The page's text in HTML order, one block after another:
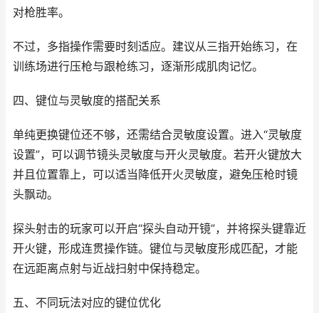
对枪胜率。
不过，多指操作需要时刻适应。建议从三指开始练习，在
训练场进行压枪与跟枪练习，逐渐形成肌肉记忆。
四、键位与灵敏度的搭配关系
单纯更换键位还不够，还需结合灵敏度设置。进入“灵敏度
设置”，可以调节镜头灵敏度与开火灵敏度。若开火键放大
并且位置靠上，可以适当降低开火灵敏度，避免压枪时镜
头飘动。
探头射击的玩家可以开启“探头自动开镜”，并将探头键靠近
开火键，形成连贯操作链。键位与灵敏度形成匹配，才能
在远距离点射与近战扫射中保持稳定。
五、不同玩法对应的键位优化